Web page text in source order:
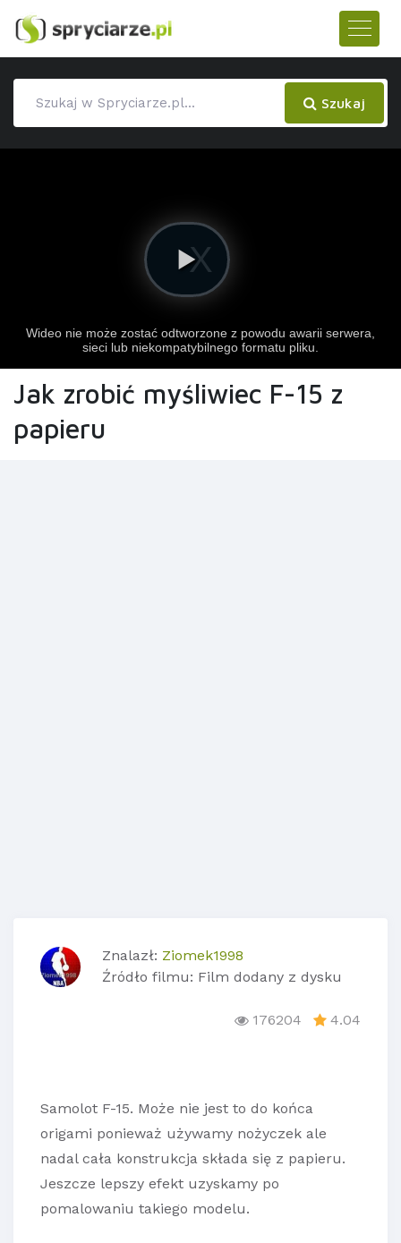
Szukaj
Jak zrobić myśliwiec F-15 z
papieru
Znalazł: Ziomek1998
Źródło filmu: Film dodany z dysku
176204 4.04
Samolot F-15. Może nie jest to do końca
origami ponieważ używamy nożyczek ale
nadal cała konstrukcja składa się z papieru.
Jeszcze lepszy efekt uzyskamy po
pomalowaniu takiego modelu.